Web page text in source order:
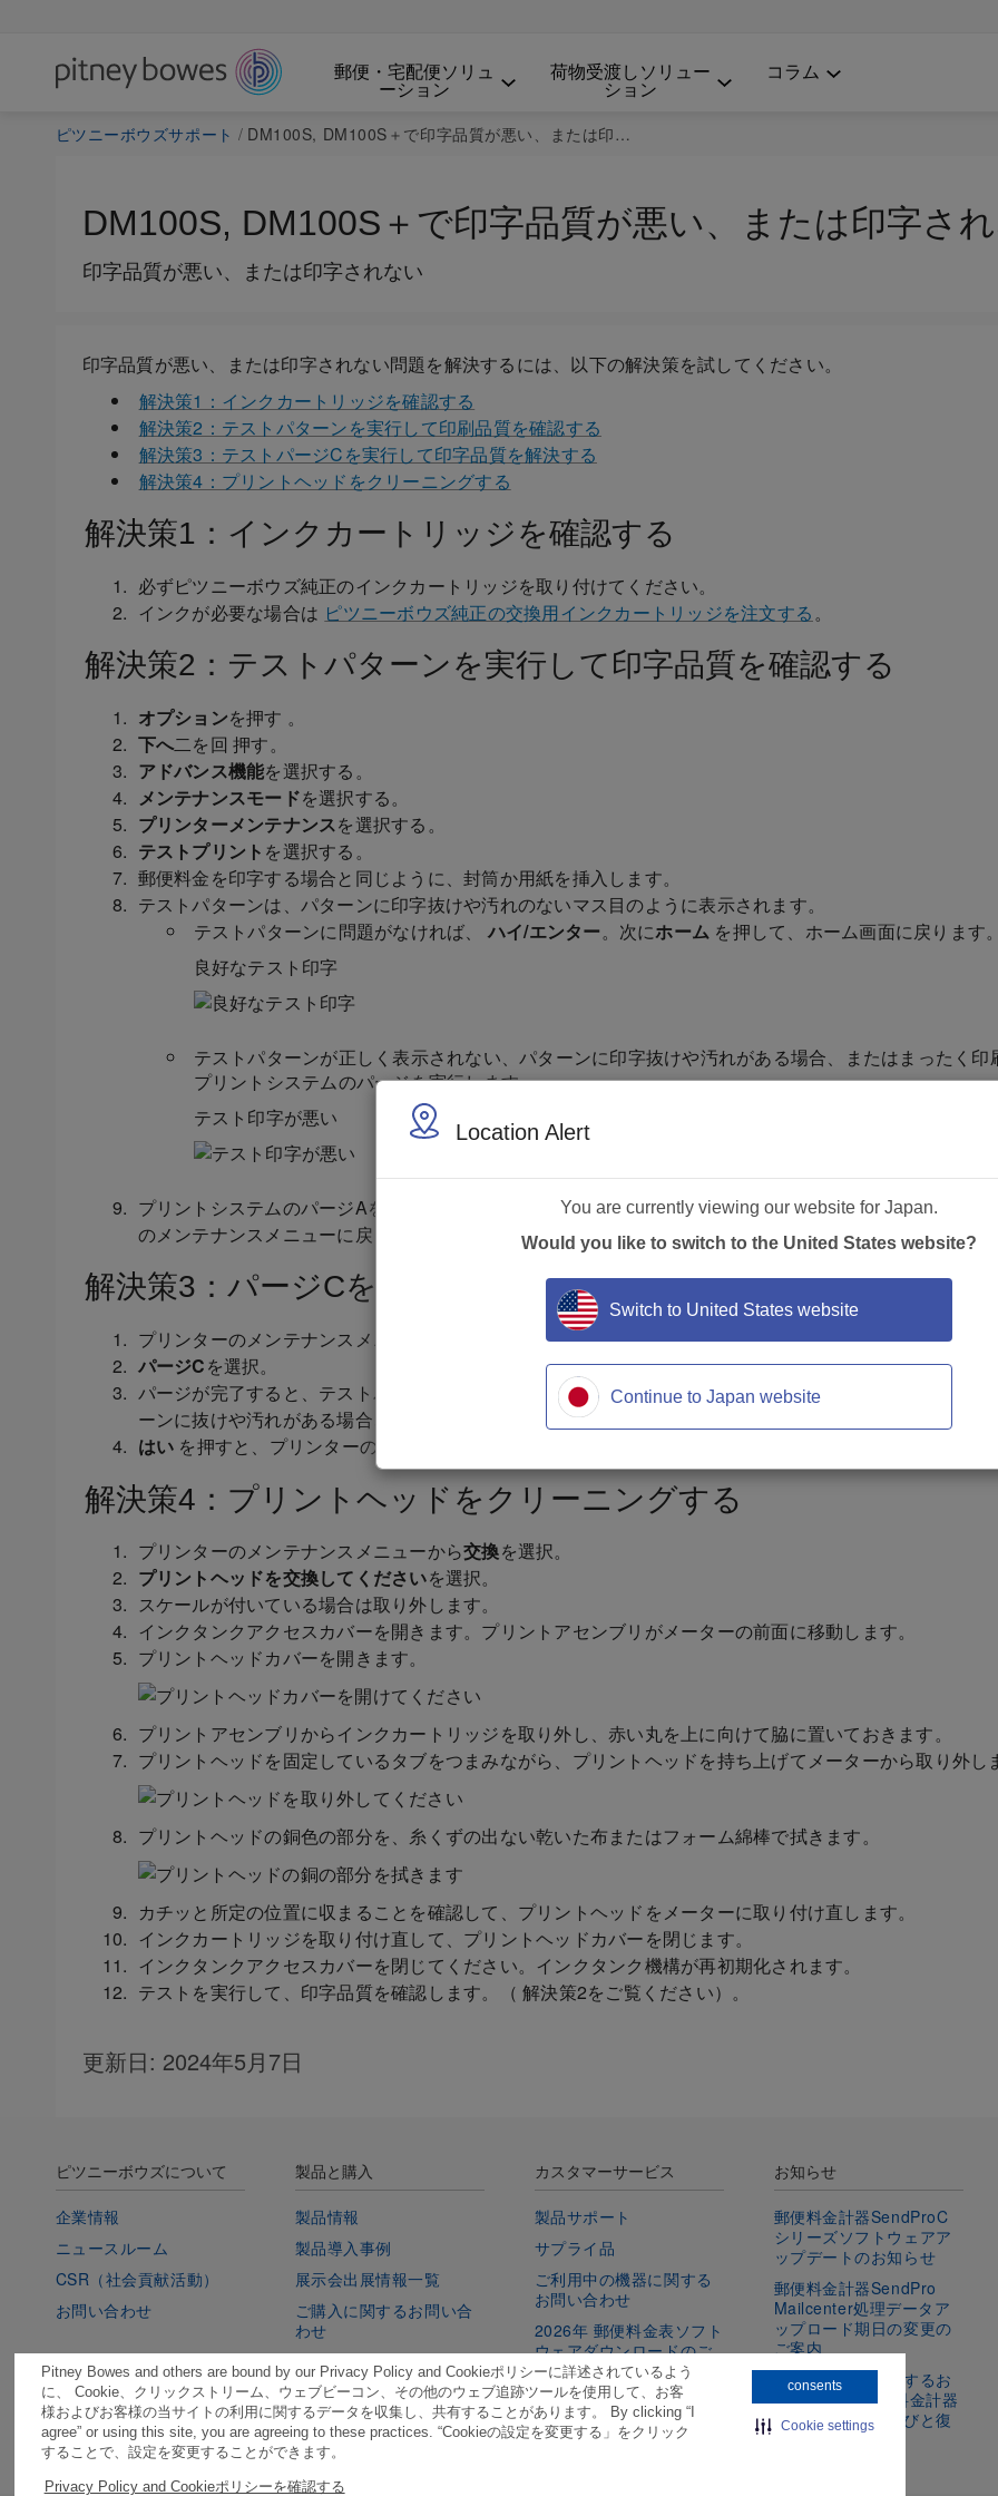
Pitney Bowes and others are bound by our Privacy Policy and Cookieポリシーに詳述されているよう
に、 Cookie、クリックストリーム、ウェブビーコン、その他のウェブ追跡ツールを使用して、お客
様およびお客様の当サイトの利用に関するデータを収集し、共有することがあります。 By clicking “I
agree” or using this site, you are agreeing to these practices. “Cookieの設定を変更する」をクリック
することで、設定を変更することができます。
Privacy Policy and Cookieポリシーを確認する
consents
Cookie settings
Location Alert
You are currently viewing our website for Japan.
Would you like to switch to the United States website?
Switch to United States website
Continue to Japan website
郵便・宅配便ソリュ
ーション
荷物受渡しソリュー
ション
コラム
ピツニーボウズサポート DM100S, DM100S＋で印字品質が悪い、または印字されない
DM100S, DM100S＋で印字品質が悪い、または印字さ
印字品質が悪い、または印字されない
印字品質が悪い、または印字されない問題を解決するには、以下の解決策を試してください。
解決策1：インクカートリッジを確認する
解決策2：テストパターンを実行して印刷品質を確認する
解決策3：テストパージCを実行して印字品質を解決する
解決策4：プリントヘッドをクリーニングする
解決策1：インクカートリッジを確認する
必ずピツニーボウズ純正のインクカートリッジを取り付けてください。
インクが必要な場合は ピツニーボウズ純正の交換用インクカートリッジを注文する。
解決策2：テストパターンを実行して印字品質を確認する
オプションを押す 。
下へ二を回 押す。
アドバンス機能を選択する。
メンテナンスモードを選択する。
プリンターメンテナンスを選択する。
テストプリント を選択する。
郵便料金を印字する場合と同じように、封筒か用紙を挿入します。
テストパターンは、パターンに印字抜けや汚れのないマス目のように表示されます。
テストパターンに問題がなければ、ハイ/エンター。次にホーム を押して、ホーム画面に戻ります
良好なテスト印字
テストパターンが正しく表示されない、パターンに印字抜けや汚れがある場合、またはまったく
プリントシステムのパージを実行します。
テスト印字が悪い
プリントシステムのパージAを実行してもまだ印字品質が悪い、または印字されない場合、 画面にいいえ
のメンテナンスメニューに戻り、より強力なパージCを実行します。
解決策3：パージCを実行して印字品質を解決する
プリンターのメンテナンスメニューから
を選択。
パージCを選択。
パージが完了すると、テストパターンを印刷する封筒を挿入するように求めるメッセージが表示されま
ーンに抜けや汚れがある場合、またはまったく印刷されない場合は、プリントヘッドをクリーニングして
はい を押すと、プリンターのメンテナンスメニューに戻ります。
解決策4：プリントヘッドをクリーニングする
プリンターのメンテナンスメニューから交換を選択。
プリントヘッドを交換してくださいを選択。
スケールが付いている場合は取り外します。
インクタンクアクセスカバーを開きます。プリントアセンブリがメーターの前面に移動します。
プリントヘッドカバーを開きます。
プリントアセンブリからインクカートリッジを取り外し、赤い丸を上に向けて脇に置いておきます。
プリントヘッドを固定しているタブをつまみながら、プリントヘッドを持ち上げてメーターから取り外し
プリントヘッドの銅色の部分を、糸くずの出ない乾いた布またはフォーム綿棒で拭きます。
カチッと所定の位置に収まることを確認して、プリントヘッドをメーターに取り付け直します。
インクカートリッジを取り付け直して、プリントヘッドカバーを閉じます。
インクタンクアクセスカバーを閉じてください。インクタンク機構が再初期化されます。
テストを実行して、印字品質を確認します。（ 解決策2をご覧ください）。
更新日: 2024年5月7日
ピツニーボウズについて
企業情報
ニュースルーム
CSR（社会貢献活動）
お問い合わせ
製品と購入
製品情報
製品導入事例
展示会出展情報一覧
ご購入に関するお問い合
わせ
デモセンターライブラリ
カスタマーサービス
製品サポート
サプライ品
ご利用中の機器に関する
お問い合わせ
2026年 郵便料金表ソフト
ウェアダウンロードのご
案内
お知らせ
郵便料金計器SendProC
シリーズソフトウェアア
ップデートのお知らせ
郵便料金計器SendPro
Mailcenter処理データア
ップロード期日の変更の
ご案内
郵便料金計器に関するお
知らせ(一部郵便料金計器
の障害発生のお詫びと復
旧のお知らせ)）